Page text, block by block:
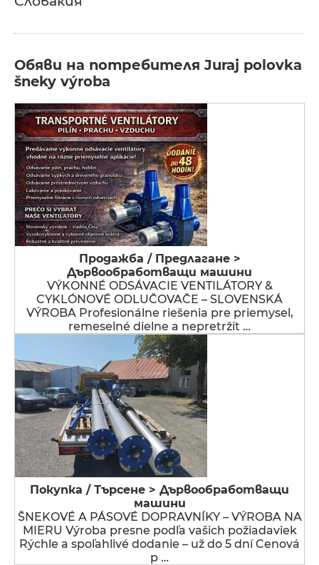
Обяви на потребителя Juraj polovka
šneky výroba
Продажба / Предлагане >
Дървообработващи машини
VÝKONNÉ ODSÁVACIE VENTILÁTORY &
CYKLÓNOVÉ ODLUČOVAČE – SLOVENSKÁ
VÝROBA Profesionálne riešenia pre priemysel,
remeselné dielne a nepretržit …
Покупка / Търсене > Дървообработващи
машини
ŠNEKOVÉ A PÁSOVÉ DOPRAVNÍKY – VÝROBA NA
MIERU Výroba presne podľa vašich požiadaviek
Rýchle a spoľahlivé dodanie – už do 5 dní Cenová
p …